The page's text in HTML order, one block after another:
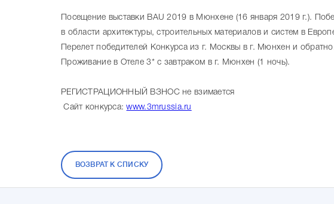
Посещение выставки BAU 2019 в Мюнхене (16 января 2019 г.).
в области архитектуры, строительных материалов и систем в
Перелет победителей Конкурса из г. Москвы в г. Мюнхен и
Проживание в Отеле 3* с завтраком в г. Мюнхен (1 ночь).
РЕГИСТРАЦИОННЫЙ ВЗНОС не взимается
Сайт конкурса:www.3mrussia.ru
ВОЗВРАТ К СПИСКУ